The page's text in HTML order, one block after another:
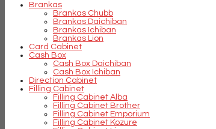
Brankas
Brankas Chubb
Brankas Daichiban
Brankas Ichiban
Brankas Lion
Card Cabinet
Cash Box
Cash Box Daichiban
Cash Box Ichiban
Direction Cabinet
Filling Cabinet
Filling Cabinet Alba
Filling Cabinet Brother
Filling Cabinet Emporium
Filling Cabinet Kozure